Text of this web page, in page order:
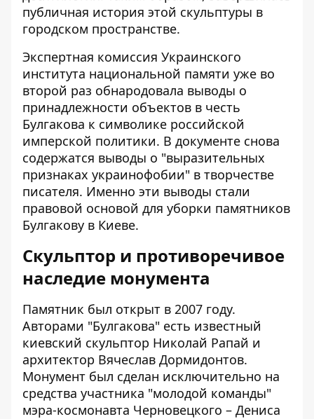
публичная история этой скульптуры в
городском пространстве.
Экспертная комиссия Украинского
института национальной памяти уже во
второй раз обнародовала выводы о
принадлежности объектов в честь
Булгакова к символике российской
имперской политики. В документе снова
содержатся выводы о "выразительных
признаках украинофобии" в творчестве
писателя. Именно эти выводы стали
правовой основой для уборки памятников
Булгакову в Киеве.
Скульптор и противоречивое
наследие монумента
Памятник был открыт в 2007 году.
Авторами "Булгакова" есть известный
киевский скульптор Николай Рапай и
архитектор Вячеслав Дормидонтов.
Монумент был сделан исключительно на
средства участника "молодой команды"
мэра-космонавта Черновецкого – Дениса